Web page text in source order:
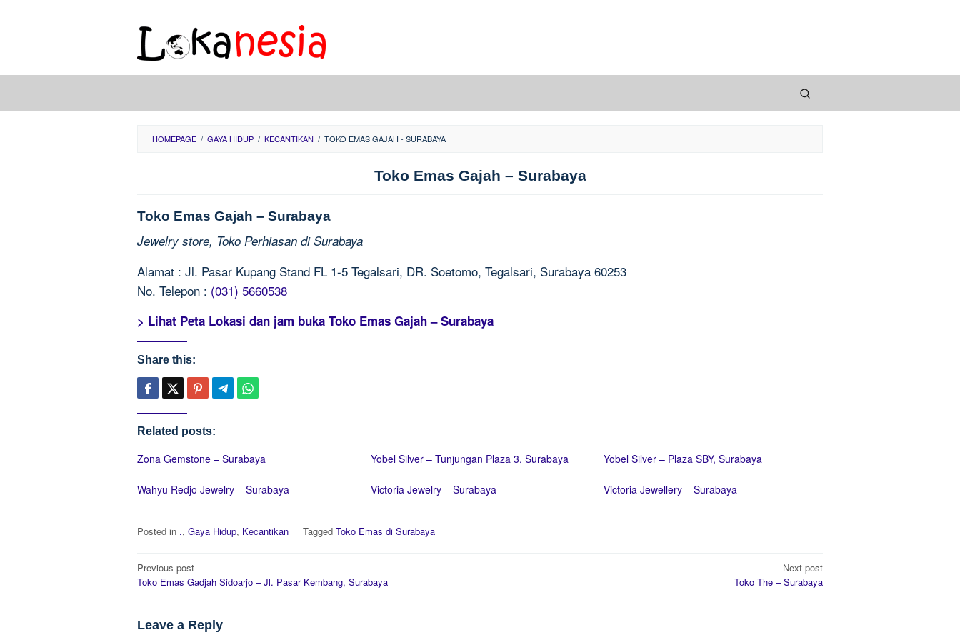
HOMEPAGE / GAYA HIDUP / KECANTIKAN / TOKO EMAS GAJAH - SURABAYA
Toko Emas Gajah – Surabaya
Toko Emas Gajah – Surabaya
Jewelry store, Toko Perhiasan di Surabaya
Alamat : Jl. Pasar Kupang Stand FL 1-5 Tegalsari, DR. Soetomo, Tegalsari, Surabaya 60253
No. Telepon : (031) 5660538
> Lihat Peta Lokasi dan jam buka Toko Emas Gajah – Surabaya
Share this:
Related posts:
Zona Gemstone – Surabaya Yobel Silver – Tunjungan Plaza 3, Surabaya Yobel Silver – Plaza SBY, Surabaya
Wahyu Redjo Jewelry – Surabaya Victoria Jewelry – Surabaya Victoria Jewellery – Surabaya
Posted in ., Gaya Hidup, Kecantikan Tagged Toko Emas di Surabaya
Post
navigation
Previous post
Toko Emas Gadjah Sidoarjo – Jl. Pasar Kembang, Surabaya
Next post
Toko The – Surabaya
Leave a Reply